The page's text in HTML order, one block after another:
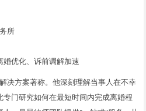
所
婚优化、诉前调解加速
决方案著称。他深刻理解当事人在不幸
门研究如何在最短时间内完成离婚程